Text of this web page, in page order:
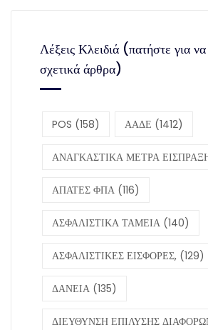
Λέξεις Κλειδιά (πατήστε για να
σχετικά άρθρα)
POS (158) ΑΑΔΕ (1412)
ΑΝΑΓΚΑΣΤΙΚΑ ΜΕΤΡΑ
ΑΠΑΤΕΣ ΦΠΑ (116)
ΑΣΦΑΛΙΣΤΙΚΑ ΤΑΜΕΙΑ (140)
ΑΣΦΑΛΙΣΤΙΚΕΣ ΕΙΣΦΟΡΕΣ, (129)
ΔΑΝΕΙΑ (135)
ΔΙΕΥΘΥΝΣΗ ΕΠΙΛΥΣΗΣ